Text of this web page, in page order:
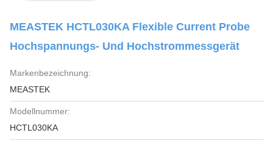
MEASTEK HCTL030KA Flexible Current Probe
Hochspannungs- Und Hochstrommessgerät
Markenbezeichnung:
MEASTEK
Modellnummer:
HCTL030KA